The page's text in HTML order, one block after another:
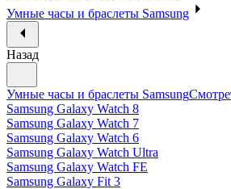
Умные часы и браслеты Samsung
Назад
Умные часы и браслеты Samsung
Samsung Galaxy Watch 8
Samsung Galaxy Watch 7
Samsung Galaxy Watch 6
Samsung Galaxy Watch Ultra
Samsung Galaxy Watch FE
Samsung Galaxy Fit 3